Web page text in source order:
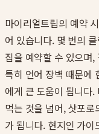
마이리얼트립의 예약
어 있습니다. 몇 번의
집을 예약할 수 있으며
특히 언어 장벽 때문에
에게 큰 도움이 됩니다
먹는 것을 넘어, 삿포
가 됩니다. 현지인 가